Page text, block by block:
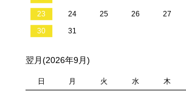
23
24 25 26 27
30
31
翌月(2026年9月)
日 月 火 水 木